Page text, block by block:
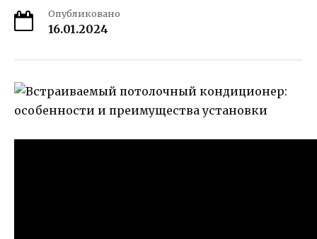
Опубликовано
16.01.2024